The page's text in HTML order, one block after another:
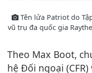
Tên lửa Patriot do
vũ trụ đa quốc gia
Theo Max Boot, chuyên gia tại Hội đồng quan
hệ Đối ngoại